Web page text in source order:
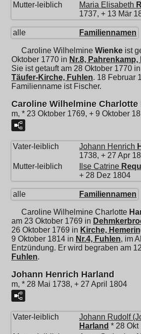
Mutter-leiblich
Maria Elisabeth
1737, + 13 Mär
alle Familiennamen
Caroline Wilhelmine Wienke ist
Oktober 1770 in Nr.8,
Sie ist getauft am 28 Oktober 1770 in
Täufer-Kirche, Fuhlen. 18 Februar
Familienname ist Fischer.
Caroline Wilhelmine Charlotte
m, * 23 Oktober 1769, + 9 Oktober
Vater-leiblich Johann Henrich
1738, + 27 Apr
Mutter-leiblich
Ilse Catrine
+ 28 Dez 1804
alle Familiennamen
Caroline Wilhelmine Charlotte
am 23 Oktober 1769 in
26 Oktober 1769 in Kirche,
9 Oktober 1814 in Nr.4, Fuhlen, im
Entzündung. Er wird begraben am
Fuhlen.
Johann Henrich Harland
m, * 28 Mai 1738, + 27 April 1804
Vater-leiblich
Johann Rudolf
Harland * 28 Okt